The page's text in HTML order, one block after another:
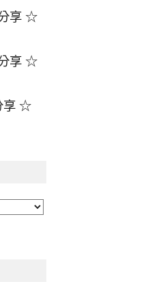
享 ☆
享 ☆
享 ☆